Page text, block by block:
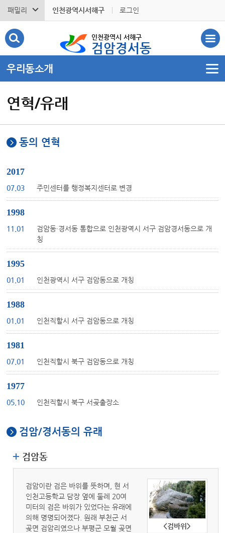
패밀리 인천광역시서해구 로그인
인천광역시 서해구
검암경서동
우리동소개
연혁/유래
동의 연혁
2017
07.03 주민센터를 행정복지센터로 변경
1998
11.01
검암동·경서동 통합으로 인천광역시 서구 검암경서동으로 개
칭
1995
01.01 인천광역시 서구 검암동으로 개칭
1988
01.01 인천직할시 서구 검암동으로 개칭
1981
07.01 인천직할시 북구 검암동으로 개칭
1977
05.10 인천직할시 북구 서곶출장소
검암/경서동의 유래
검암동
검암이란 검은 바위를 뜻하며, 현 서
인천고등학교 담장 옆에 둘레 20여
미터의 검은 바위가 있었다는 유래에
의해 명명되어졌다. 원래 부천군 서
곶면 검암리였으나 부평군 모월 곶면
<검바위>